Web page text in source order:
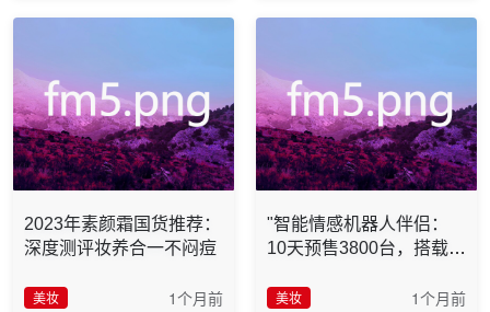
2023年素颜霜国货推荐：
深度测评妆养合一不闷痘
美妆 1个月前
"智能情感机器人伴侣：
10天预售3800台，搭载养
美妆
1个月前